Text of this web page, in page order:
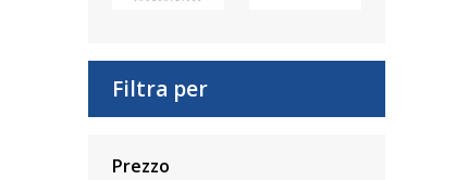
Filtra per
Prezzo